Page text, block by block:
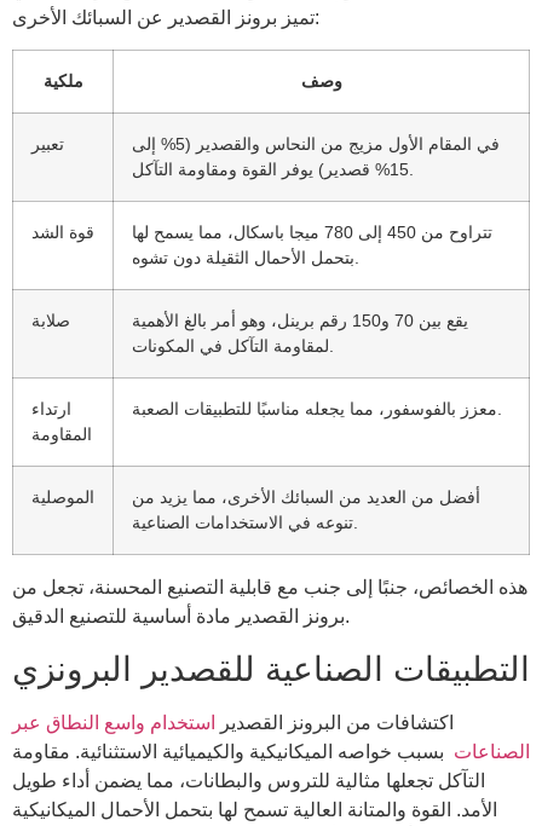
تميز برونز القصدير عن السبائك الأخرى:
ملكية وصف
تعبير
في المقام الأول مزيج من النحاس والقصدير (5% إلى
15% قصدير) يوفر القوة ومقاومة التآكل.
قوة الشد
تتراوح من 450 إلى 780 ميجا باسكال، مما يسمح لها
بتحمل الأحمال الثقيلة دون تشوه.
صلابة
يقع بين 70 و150 رقم برينل، وهو أمر بالغ الأهمية
لمقاومة التآكل في المكونات.
ارتداء
المقاومة
معزز بالفوسفور، مما يجعله مناسبًا للتطبيقات الصعبة.
الموصلية
أفضل من العديد من السبائك الأخرى، مما يزيد من
تنوعه في الاستخدامات الصناعية.
هذه الخصائص، جنبًا إلى جنب مع قابلية التصنيع المحسنة، تجعل من
برونز القصدير مادة أساسية للتصنيع الدقيق.
التطبيقات الصناعية للقصدير البرونزي
اكتشافات من البرونز القصدير
استخدام واسع النطاق عبر
الصناعات بسبب خواصه الميكانيكية والكيميائية الاستثنائية. مقاومة
التآكل تجعلها مثالية للتروس والبطانات، مما يضمن أداء طويل
الأمد. القوة والمتانة العالية تسمح لها بتحمل الأحمال الميكانيكية